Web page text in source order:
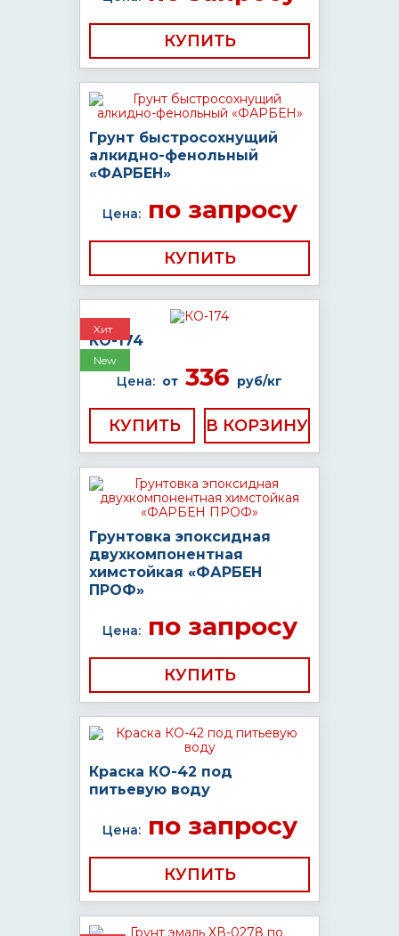
КУПИТЬ
Грунт быстросохнущий
алкидно-фенольный
«ФАРБЕН»
Цена:по запросу
КУПИТЬ
Хит
New
КО-174
Цена: от 336 руб/кг
КУПИТЬ
Грунтовка эпоксидная
двухкомпонентная
химстойкая «ФАРБЕН
ПРОФ»
Цена:по запросу
КУПИТЬ
Краска КО-42 под
питьевую воду
Цена:по запросу
КУПИТЬ